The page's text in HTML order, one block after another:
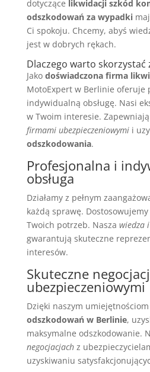
dotyczące likwidacji szkód
odszkodowań za wypadki
Ci spokoju. Chcemy, abyś
jest w dobrych rękach.
Dlaczego warto skorzystać
Jako doświadczona firma
MotoExpert w Berlinie oferuje
indywidualną obsługę. Nasi
w Twoim interesie. Zapewniają
firmami ubezpieczeniowymii
odszkodowania.
Profesjonalna i
obsługa
Działamy z pełnym
każdą sprawę.
Twoich potrzeb. Nasza wiedza
gwarantują skuteczne
interesów.
Skuteczne
ubezpieczeniowymi
Dzięki naszym
odszkodowań w Berlinie,
maksymalne odszkodowanie.
negocjacjachz
uzyskiwaniu